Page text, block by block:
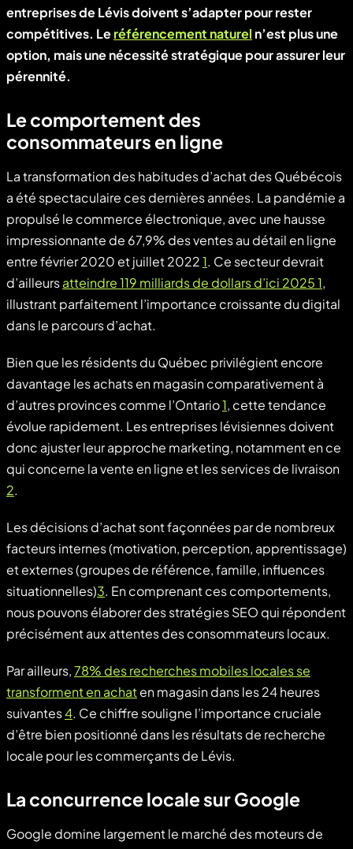
entreprises de Lévis doivent s’adapter pour rester
compétitives. Leréférencement naturel n’est plus une
option, mais une nécessité stratégique pour assurer leur
pérennité.
Le comportement des
consommateurs en ligne
La transformation des habitudes d’achat des Québécois
a été spectaculaire ces dernières années. La pandémie a
propulsé le commerce électronique, avec une hausse
impressionnante de 67,9% des ventes au détail en ligne
entre février 2020 et juillet 20221. Ce secteur devrait
d’ailleursatteindre 119 milliards de dollars d’ici 2025 1,
illustrant parfaitement l’importance croissante du digital
dans le parcours d’achat.
Bien que les résidents du Québec privilégient encore
davantage les achats en magasin comparativement à
d’autres provinces comme l’Ontario1, cette tendance
évolue rapidement. Les entreprises lévisiennes doivent
donc ajuster leur approche marketing, notamment en ce
qui concerne la vente en ligne et les services de livraison
2.
Les décisions d’achat sont façonnées par de nombreux
facteurs internes (motivation, perception, apprentissage)
et externes (groupes de référence, famille, influences
situationnelles)3. En comprenant ces comportements,
nous pouvons élaborer des stratégies SEO qui répondent
précisément aux attentes des consommateurs locaux.
Par ailleurs,78% des recherches mobiles locales se
transforment en achaten magasin dans les 24 heures
suivantes4. Ce chiffre souligne l’importance cruciale
d’être bien positionné dans les résultats de recherche
locale pour les commerçants de Lévis.
La concurrence locale sur Google
Google domine largement le marché des moteurs de